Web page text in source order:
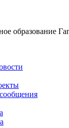
образование